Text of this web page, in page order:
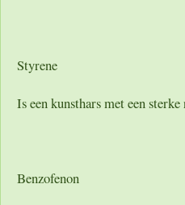
Styrene
Is een kunsthars met een sterke
Benzofenon